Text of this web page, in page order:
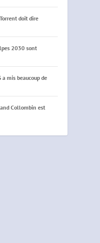
doit dire
2030 sont
a mis beaucoup de
Collombin est